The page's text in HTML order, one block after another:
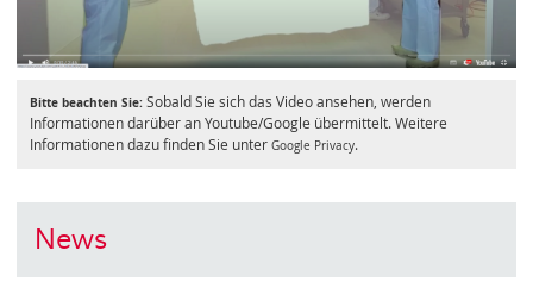
Bitte beachten Sie:Sobald Sie sich das Video ansehen, werden
Informationen darüber an Youtube/Google übermittelt. Weitere
Informationen dazu finden Sie unter Google Privacy.
News